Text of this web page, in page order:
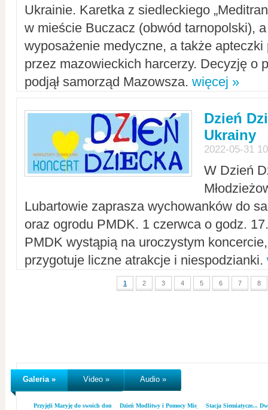
Ukrainie. Karetka z siedleckiego
w mieście Buczacz (obwód tarnopolski),
wyposażenie medyczne, a także apteczki
przez mazowieckich harcerzy. Decyzję o
podjął samorząd Mazowsza. więcej »
Dzień
Ukrainy
2022-05-31
W Dzień
Lubartowie zaprasza wychowanków do
oraz ogrodu PMDK. 1 czerwca o godz.
PMDK wystąpią na uroczystym
przygotuje liczne atrakcje i niespodzianki.
1 2 3 4 5 6 7 8
Galeria » Video » Audio »
Przyjęli Maryję do swoich domówDzień Modlitwy i Pomocy MisjomStacja Siemiatycze...